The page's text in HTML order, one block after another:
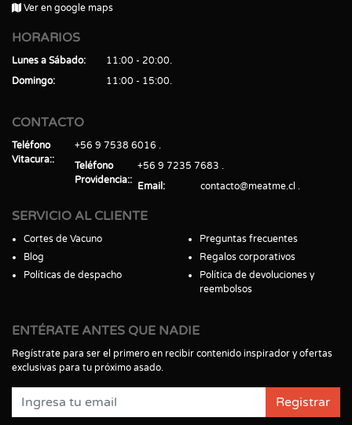
Ver en google maps
HORARIOS
Lunes a Sábado
11:00 - 20:00
Domingo
11:00 - 15:00
CONTACTO
Teléfono
Vitacura:
+56 9 7538 6016
Teléfono
Providencia:
+56 9 7235 7683
Email
contacto@meatme.cl
SERVICIO AL CLIENTE
Cortes de Vacuno
Blog
Políticas de despacho
Preguntas frecuentes
Regalos corporativos
Política de devoluciones y
reembolsos
ENTÉRATE ANTES QUE NADIE
Regístrate para ser el primero en recibir contenido inspirador y ofertas
exclusivas para tu próximo asado.
Registrar